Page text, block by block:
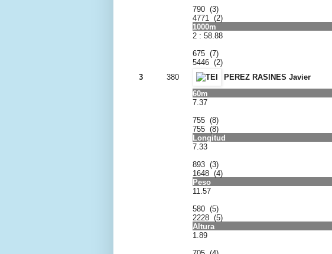
790 (3)
4771 (2)
1000m
2 : 58.88
675 (7)
5446 (2)
3
380 PEREZ RASINES Javier
60m
7.37
755 (8)
755 (8)
Longitud
7.33
893 (3)
1648 (4)
Peso
11.57
580 (5)
2228 (5)
Altura
1.89